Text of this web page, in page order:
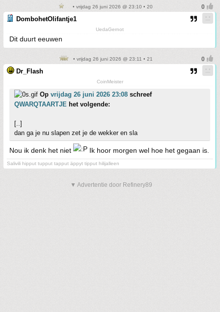
• vrijdag 26 juni 2026 @ 23:10 • 20
DombohetOlifantje1
UedaGernot
Dit duurt eeuwen
• vrijdag 26 juni 2026 @ 23:11 • 21
Dr_Flash
CoinMeister
Op vrijdag 26 juni 2026 23:08 schreef
QWARQTAARTJE het volgende:
[..]
dan ga je nu slapen zet je de wekker en sla
Nou ik denk het niet Ik hoor morgen wel hoe het gegaan is.
Salivili hipput tupput tapput äppyt tipput hilijalleen
▼ Advertentie door Refinery89